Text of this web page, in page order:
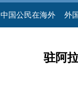
中国公民在海外 外
驻阿